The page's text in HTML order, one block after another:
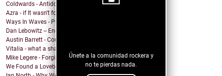
Únete a la comunidad rockera y
no te pierdas nada.
Coldwards - Antidote
Azra - if It wasn't for you
Ways In Waves - Pulled to the Sky
Dan Lebowitz -- Enemies
Austin Barrett - Country Enuf
Vitalia - what a shame
Mike Legere - Forgiveness
We Found a Lovebird - 100%